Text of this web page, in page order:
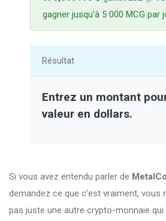
gagner jusqu'à 5 000 MCG par
Résultat
Entrez un montant
valeur en dollars.
Si vous avez entendu parler de
demandez ce que c’est vraiment, vous
pas juste une autre crypto-monnaie